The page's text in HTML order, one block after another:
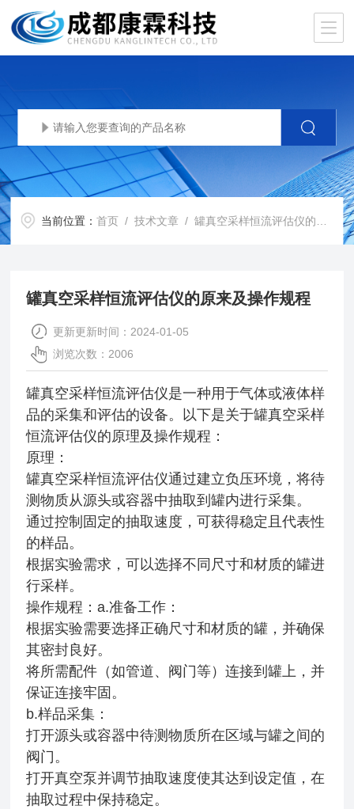
当前位置：首页 /技术文章 / 罐真空采样恒流评估仪的原来及操作规程
罐真空采样恒流评估仪的原来及操作规程
更新更新时间：2024-01-05
浏览次数：2006
罐真空采样恒流评估仪是一种用于气体或液体样
品的采集和评估的设备。以下是关于罐真空采样
恒流评估仪的原理及操作规程：
原理：
罐真空采样恒流评估仪通过建立负压环境，将待
测物质从源头或容器中抽取到罐内进行采集。
通过控制固定的抽取速度，可获得稳定且代表性
的样品。
根据实验需求，可以选择不同尺寸和材质的罐进
行采样。
操作规程：a.准备工作：
根据实验需要选择正确尺寸和材质的罐，并确保
其密封良好。
将所需配件（如管道、阀门等）连接到罐上，并
保证连接牢固。
b.样品采集：
打开源头或容器中待测物质所在区域与罐之间的
阀门。
打开真空泵并调节抽取速度使其达到设定值，在
抽取过程中保持稳定。